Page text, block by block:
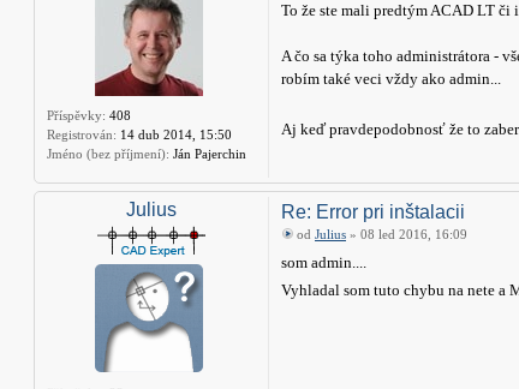
Příspěvky: 408
Registrován: 14 dub 2014, 15:50
Jméno (bez příjmení): Ján Pajerchin
To že ste mali predtým ACAD LT či
A čo sa týka toho administrátora -
robím také veci vždy ako admin...
Aj keď pravdepodobnosť že to
Julius Re: Error pri inštalacii
od Julius » 08 led 2016, 16:09
som admin....
Vyhladal som tuto chybu na nete a